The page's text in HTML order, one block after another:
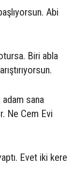
Abi
Biri abla
sana
Ne Cem Evi
Evet iki kere